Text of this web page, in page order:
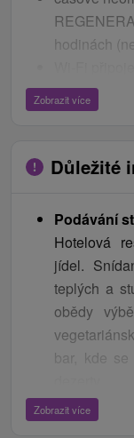
hodinách
parkování
Bonusy
stravovací a
dětského
postýlka,
1 dítě od 3
100 %
za
20 % sleva
Matliare
Zobrazit více
Důležité
Podávání
Hotelová
jídel.
teplých a
obědy
bar, kde
Parkování:
Zobrazit více